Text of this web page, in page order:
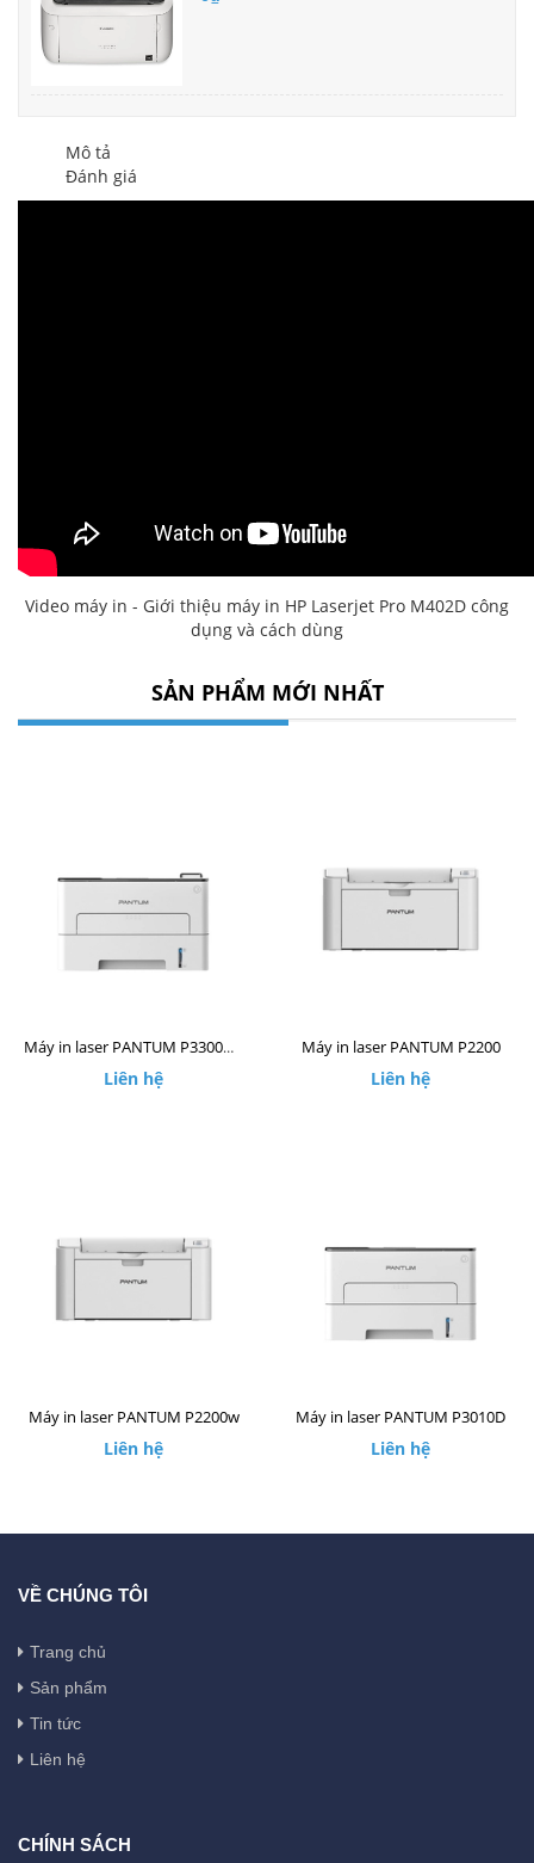
Mô tả
Đánh giá
Video máy in - Giới thiệu máy in HP Laserjet Pro M402D công
dụng và cách dùng
SẢN PHẨM MỚI NHẤT
Máy in laser PANTUM P3300DW
Liên hệ
Máy in laser PANTUM P2200
Liên hệ
Máy in laser PANTUM P2200w
Liên hệ
Máy in laser PANTUM P3010D
Liên hệ
VỀ CHÚNG TÔI
Trang chủ
Sản phẩm
Tin tức
Liên hệ
CHÍNH SÁCH